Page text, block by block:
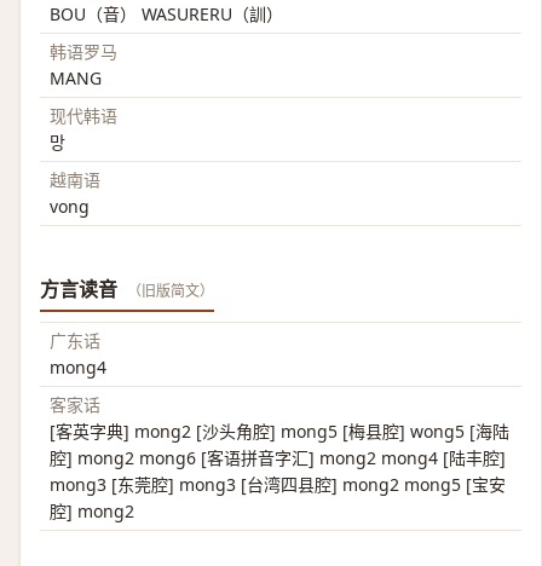
BOU（音） WASURERU（訓）
韩语罗马
MANG
现代韩语
망
越南语
vong
方言读音 （旧版简文）
广东话
mong4
客家话
[客英字典] mong2 [沙头角腔] mong5 [梅县腔] wong5 [海陆
腔] mong2 mong6 [客语拼音字汇] mong2 mong4 [陆丰腔]
mong3 [东莞腔] mong3 [台湾四县腔] mong2 mong5 [宝安
腔] mong2